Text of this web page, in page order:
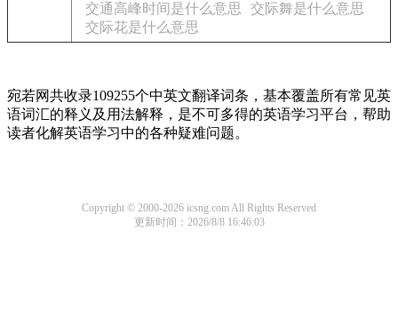
交通高峰时间是什么意思
交际舞是什么意思
交际花是什么意思
宛若网共收录109255个中英文翻译词条，基本覆盖所有常见英
语词汇的释义及用法解释，是不可多得的英语学习平台，帮助
读者化解英语学习中的各种疑难问题。
Copyright © 2000-2026 icsng.com All Rights Reserved
更新时间：2026/8/8 16:46:03